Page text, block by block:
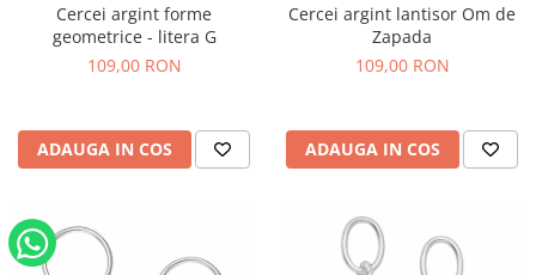
Cercei argint forme
geometrice - litera G
109,00 RON
ADAUGA IN COS
Cercei argint lantisor Om de
Zapada
109,00 RON
ADAUGA IN COS